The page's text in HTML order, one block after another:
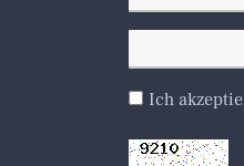
Ich